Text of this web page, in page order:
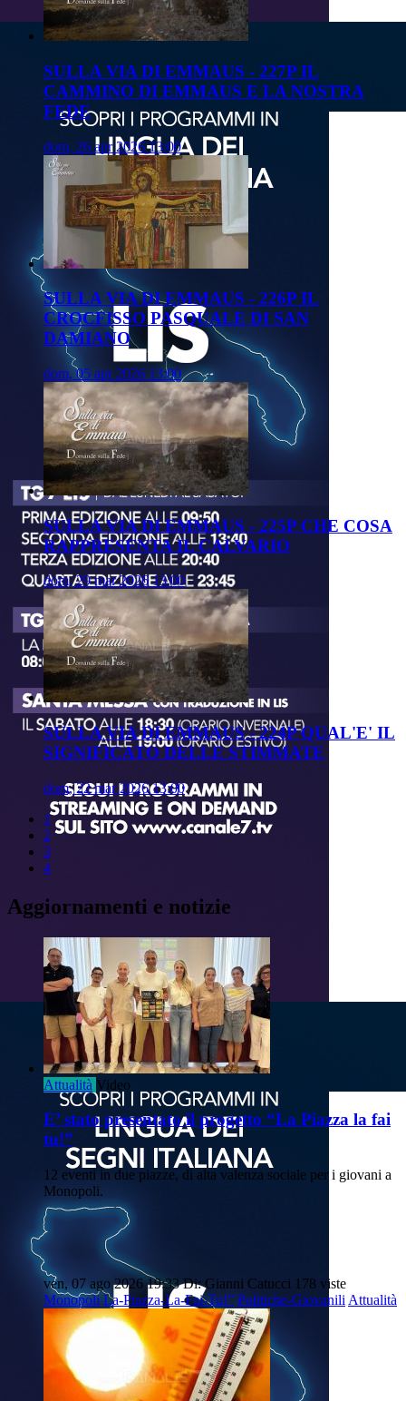
SULLA VIA DI EMMAUS - 227P IL
CAMMINO DI EMMAUS E LA NOSTRA
FEDE
dom, 26 apr 2026 13:00
SULLA VIA DI EMMAUS - 226P IL
CROCFISSO PASQUALE DI SAN
DAMIANO
dom, 05 apr 2026 13:00
SULLA VIA DI EMMAUS - 225P CHE COSA
RAPPRESENTA IL CALVARIO
dom, 29 mar 2026 13:00
SULLA VIA DI EMMAUS - 224P QUAL'E' IL
SIGNIFICATO DELLE STIMMATE
dom, 22 mar 2026 13:00
1
2
3
4
Aggiornamenti e notizie
Attualità Video
E’ stato presentato il progetto “La Piazza la fai
tu!”
12 eventi in due piazze, di alta valenza sociale per i giovani a
Monopoli.
ven, 07 ago 2026 19:33 Di: Gianni Catucci 178 viste
Monopoli La-Piazza-La-Fai-Tu!” Politiche-Giovanili Attualità